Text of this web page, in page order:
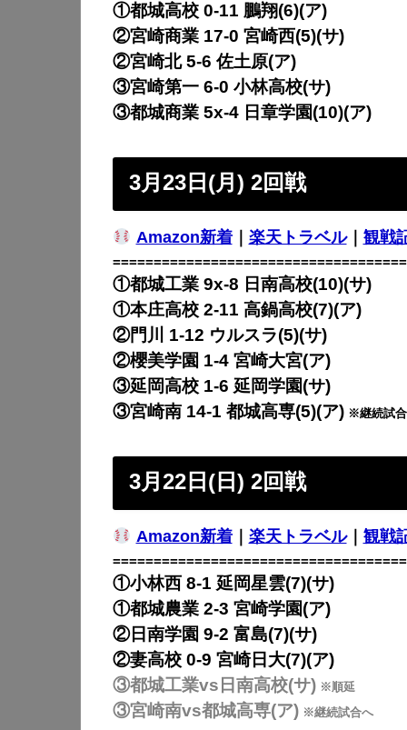
①都城高校 0-11 鵬翔(6)(ア)
②宮崎商業 17-0 宮崎西(5)(サ)
②宮崎北 5-6 佐土原(ア)
③宮崎第一 6-0 小林高校(サ)
③都城商業 5x-4 日章学園(10)(ア)
3月23日(月) 2回戦
Amazon新着｜ 楽天トラベル｜ 観戦
①都城工業 9x-8 日南高校(10)(サ)
①本庄高校 2-11 高鍋高校(7)(ア)
②門川 1-12 ウルスラ(5)(サ)
②櫻美学園 1-4 宮崎大宮(ア)
③延岡高校 1-6 延岡学園(サ)
③宮崎南 14-1 都城高専(5)(ア) ※継続試
3月22日(日) 2回戦
Amazon新着｜ 楽天トラベル｜ 観戦
①小林西 8-1 延岡星雲(7)(サ)
①都城農業 2-3 宮崎学園(ア)
②日南学園 9-2 富島(7)(サ)
②妻高校 0-9 宮崎日大(7)(ア)
③都城工業vs日南高校(サ) ※順延
③宮崎南vs都城高専(ア) ※継続試合へ